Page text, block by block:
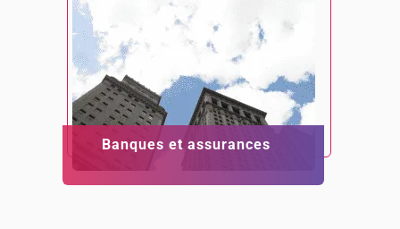
Banques et assurances